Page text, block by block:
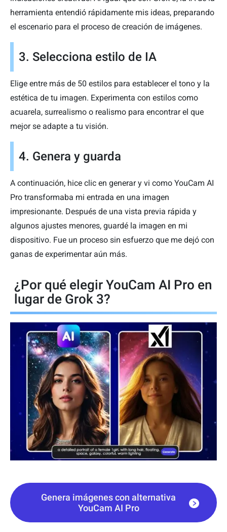
herramienta entendió rápidamente mis ideas, preparando
el escenario para el proceso de creación de imágenes.
3. Selecciona estilo de IA
Elige entre más de 50 estilos para establecer el tono y la
estética de tu imagen. Experimenta con estilos como
acuarela, surrealismo o realismo para encontrar el que
mejor se adapte a tu visión.
4. Genera y guarda
A continuación, hice clic en generar y vi como YouCam AI
Pro transformaba mi entrada en una imagen
impresionante. Después de una vista previa rápida y
algunos ajustes menores, guardé la imagen en mi
dispositivo. Fue un proceso sin esfuerzo que me dejó con
ganas de experimentar aún más.
¿Por qué elegir YouCam AI Pro en
lugar de Grok 3?
Genera imágenes con alternativa
YouCam AI Pro